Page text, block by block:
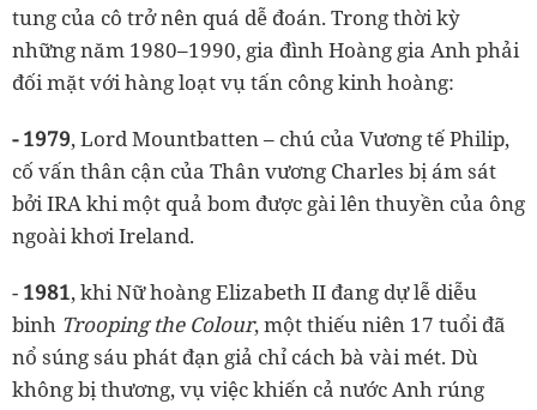
tung của cô trở nên quá dễ đoán. Trong thời kỳ
những năm 1980–1990, gia đình Hoàng gia Anh phải
đối mặt với hàng loạt vụ tấn công kinh hoàng:
- 1979, Lord Mountbatten – chú của Vương tế Philip,
cố vấn thân cận của Thân vương Charles bị ám sát
bởi IRA khi một quả bom được gài lên thuyền của ông
ngoài khơi Ireland.
- 1981, khi Nữ hoàng Elizabeth II đang dự lễ diễu
binh Trooping the Colour, một thiếu niên 17 tuổi đã
nổ súng sáu phát đạn giả chỉ cách bà vài mét. Dù
không bị thương, vụ việc khiến cả nước Anh rúng